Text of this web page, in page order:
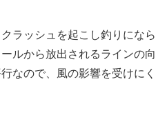
ラッシュを起こし釣りになら
ルから放出されるラインの向
なので、風の影響を受けにく